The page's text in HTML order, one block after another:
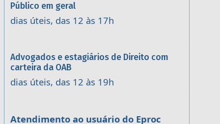
Público em geral
dias úteis, das 12 às 17h
Advogados e estagiários de Direito com
carteira da OAB
dias úteis, das 12 às 19h
Atendimento ao usuário do Eproc